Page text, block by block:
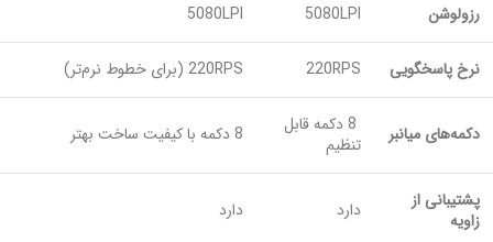
رزولوشن 5080LPI
5080LPI
نرخ پاسخگویی 220RPS 220RPS (برای خطوط نرم‌تر)
دکمه‌های میانبر
8 دکمه قابل
تنظیم
8 دکمه با کیفیت ساخت بهتر
پشتیبانی از
زاویه
دارد دارد